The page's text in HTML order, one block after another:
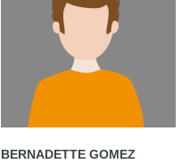
BERNADETTE GOMEZ